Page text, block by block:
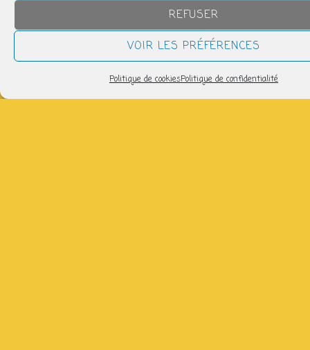
REFUSER
VOIR LES PRÉFÉRENCES
Politique de cookiesPolitique de confidentialité
de